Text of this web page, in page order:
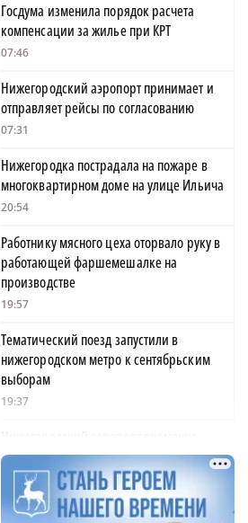
Госдума изменила порядок расчета
компенсации за жилье при КРТ
07:46
Нижегородский аэропорт принимает и
отправляет рейсы по согласованию
07:31
Нижегородка пострадала на пожаре в
многоквартирном доме на улице Ильича
20:54
Работнику мясного цеха оторвало руку в
работающей фаршемешалке на
производстве
19:57
Тематический поезд запустили в
нижегородском метро к сентябрьским
выборам
19:37
Нижегородский аэропорт временно
принимает и отправляет рейсы по
согласованию
19:15